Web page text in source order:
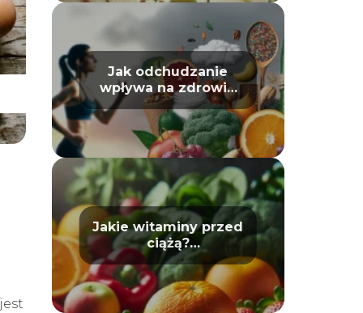
Jak odchudzanie
wpływa na zdrowie
psychiczne: mit czy
prawda?
Jakie witaminy przed
ciążą?
Przygotowanie do
macierzyństwa